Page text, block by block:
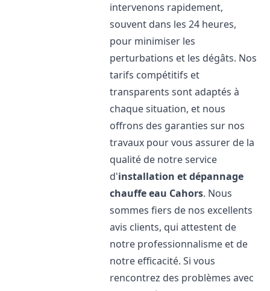
intervenons rapidement,
souvent dans les 24 heures,
pour minimiser les
perturbations et les dégâts. Nos
tarifs compétitifs et
transparents sont adaptés à
chaque situation, et nous
offrons des garanties sur nos
travaux pour vous assurer de la
qualité de notre service
d'installation et dépannage
chauffe eau Cahors. Nous
sommes fiers de nos excellents
avis clients, qui attestent de
notre professionnalisme et de
notre efficacité. Si vous
rencontrez des problèmes avec